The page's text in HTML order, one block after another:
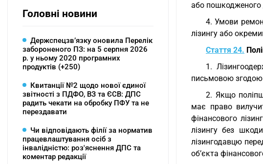
або пошкодженого
4. Умови
лізингу або
Стаття 24.
1.
письмовою згодою
2. Якщо
має право
фінансового
лізингу без
лізингодавцю
об’єкта
Головні новини
Держспецзв’язку оновила Перелік
забороненого ПЗ: на 5 серпня 2026
р. у ньому 2020 програмних
продуктів (+250)
Квитанції №2 щодо нової єдиної
звітності з ПДФО, ВЗ та ЄСВ: ДПС
радить чекати на обробку ПФУ та не
перездавати
Чи відповідають філії за норматив
працевлаштування осіб з
інвалідністю: роз'яснення ДПС та
коментар редакції